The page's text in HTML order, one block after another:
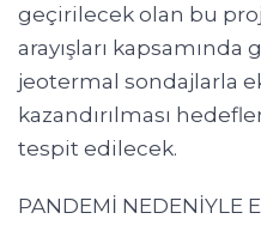
geçirilecek olan bu
arayışları
jeotermal sondajlarla
kazandırılması
tespit edilecek.
PANDEMİ NEDENİYLE